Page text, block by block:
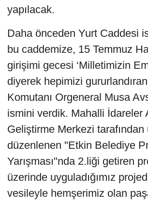
yapılacak.
Daha önceden Yurt Caddesi
bu caddemize, 15 Temmuz
girişimi gecesi ‘Milletimizin
diyerek hepimizi
Komutanı Orgeneral Musa
ismini verdik. Mahalli İdareler
Geliştirme Merkezi tarafından
düzenlenen "Etkin Belediye
Yarışması"nda 2.liği getiren
üzerinde uyguladığımız
vesileyle hemşerimiz olan